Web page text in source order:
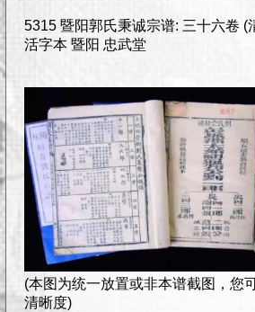
5315 暨阳郭氏秉诚宗谱: 三十六卷 (
活字本 暨阳 忠武堂
(本图为统一放置或非本谱截图，您
清晰度)